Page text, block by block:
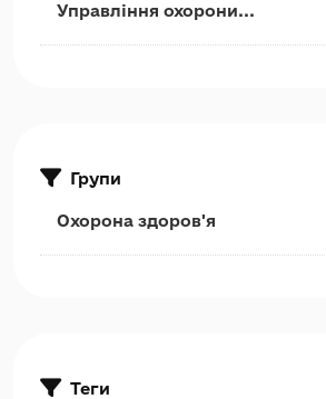
Управління охорони...
Групи
Охорона здоров'я
Теги